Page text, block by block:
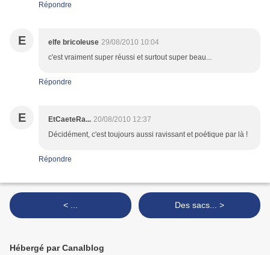
Répondre
E elfe bricoleuse 29/08/2010 10:04
c'est vraiment super réussi et surtout super beau...
Répondre
E EtCaeteRa... 20/08/2010 12:37
Décidément, c'est toujours aussi ravissant et poétique par là !
Répondre
Des sacs... >
Hébergé par Canalblog